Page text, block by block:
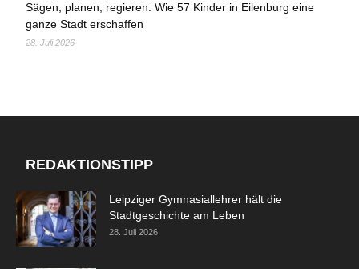
Sägen, planen, regieren: Wie 57 Kinder in Eilenburg eine
ganze Stadt erschaffen
28. Juli 2026
REDAKTIONSTIPP
Leipziger Gymnasiallehrer hält die
Stadtgeschichte am Leben
28. Juli 2026